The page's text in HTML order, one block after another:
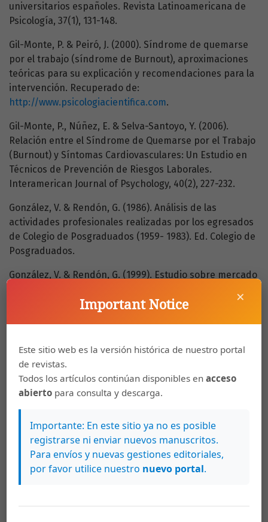
universitarios españoles. Revista Latinoamericana de
Psicología, 37(1), 131-148.
Gil-Monte, P. & Peiró, J. (2000). Síndrome de quemarse
por el trabajo (síndrome de Burnout), aproximaciones
teóricas para su explicación y recomendaciones para la
intervención. Recuperado de:
http://www.psicologiacientifica.com.
Gil-Monte, P., Núñez, E. & Selva-Santoyo, Y. (2006).
Relación entre el Síndrome de Quemarse por el Trabajo
(Burnout) y Síntomas Cardiovasculares: Un Estudio en
Técnicos de Prevención de Riesgos Laborales.
Interamerican Journal of Psychology, 40(2), 227-232.
González, V. & Rendón, G. (1986). Análisis de las
actividades profesionales realizadas por los egresados
de Colegio de Posgraduados (1959- 1983). Ed. Colegio de
Posgraduados.
González, V. & Rendón, G. (1999). Estudio sobre mercado
programas académicos del Colegio de Posgraduados,
Guerrero, E. (2003). Análisis pormenorizado de los
grados de burnout y técnicas de afrontamiento del
estrés docente en profesorado universitario. Anales de
Psicología, 19(1), 145-158.
Gupta, A. (2008). Organizational Climate Study,
Organizational Traineeship. [Estudio de Clima
Organizacional, Prácticas Organizacionales]. Segmento,
PRM 28055, Institute of Rural Management, Anand.
profesores de posgrado de la Universidad Nacional
×
Important Notice
Este sitio web es la versión histórica de nuestro portal
de revistas.
Todos los artículos continúan disponibles enacceso
abierto para consulta y descarga.
Importante: En este sitio ya no es posible
registrarse ni enviar nuevos manuscritos.
Para envíos y nuevas gestiones editoriales,
por favor utilice nuestro nuevo portal.